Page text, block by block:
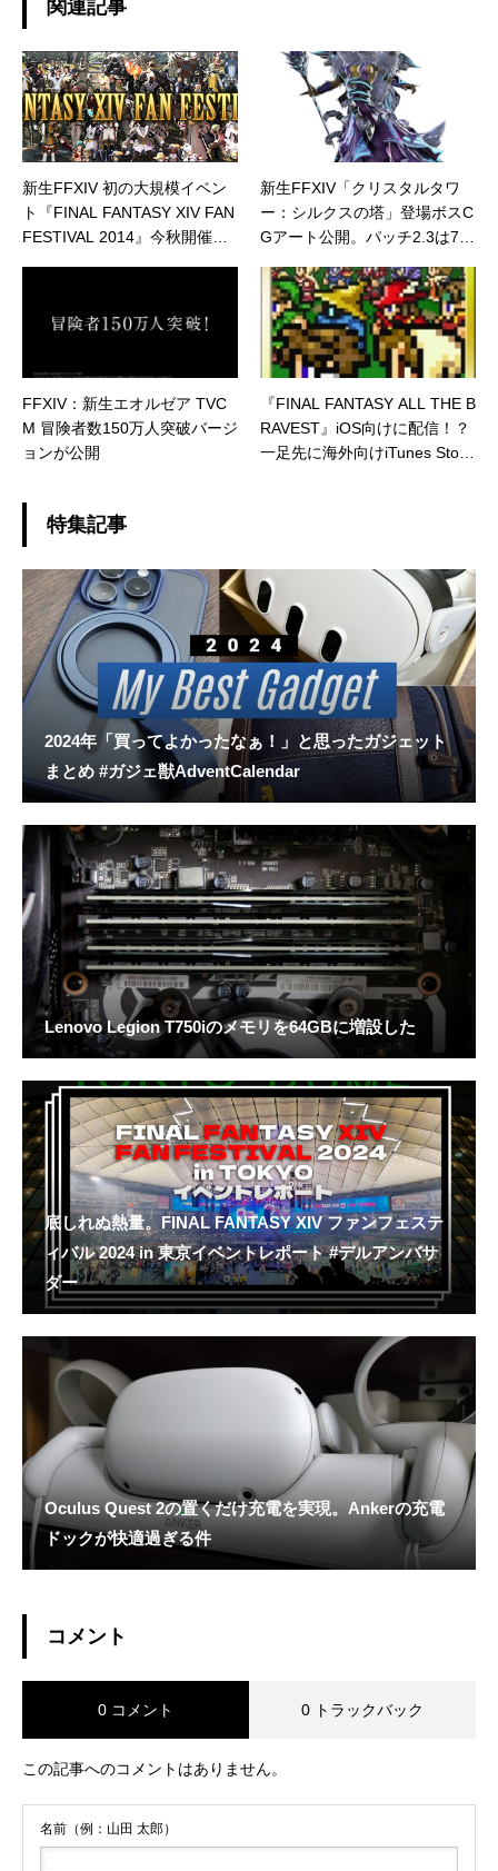
関連記事
新生FFXIV 初の大規模イベン
ト『FINAL FANTASY XIV FAN
FESTIVAL 2014』今秋開催決
新生FFXIV「クリスタルタワ
ー：シルクスの塔」登場ボスC
Gアート公開。パッチ2.3は7月
FFXIV：新生エオルゼア TVC
M 冒険者数150万人突破バージ
ョンが公開
『FINAL FANTASY ALL THE B
RAVEST』iOS向けに配信！？
一足先に海外向けiTunes Store
特集記事
2024年「買ってよかったなぁ！」と思ったガジェット
まとめ #ガジェ獣AdventCalendar
Lenovo Legion T750iのメモリを64GBに増設した
底しれぬ熱量。FINAL FANTASY XIV ファンフェステ
ィバル 2024 in 東京イベントレポート #デルアンバサ
ダー
Oculus Quest 2の置くだけ充電を実現。Ankerの充電
ドックが快適過ぎる件
コメント
0 コメント 0 トラックバック
この記事へのコメントはありません。
名前（例：山田 太郎）